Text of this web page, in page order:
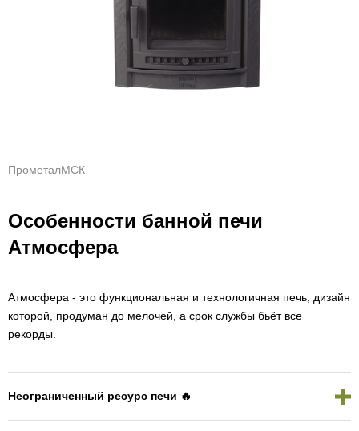
ПрометалМСК
Особенности банной печи
Атмосфера
Атмосфера - это функциональная и технологичная печь, дизайн
которой, продуман до мелочей, а срок службы бьёт все
рекорды.
Неограниченный ресурс печи 🔥